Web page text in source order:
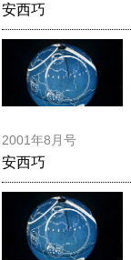
安西巧
2001年8月号
安西巧